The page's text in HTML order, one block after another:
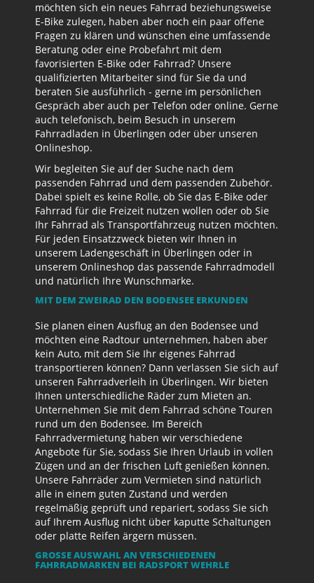
möchten sich ein neues Fahrrad beziehungsweise
E-Bike zulegen, haben aber noch ein paar offene
Fragen zu klären und wünschen eine umfassende
Beratung oder eine Probefahrt mit dem
favorisierten E-Bike oder Fahrrad? Unsere
qualifizierten Mitarbeiter sind für Sie da und
beraten Sie ausführlich - gerne im persönlichen
Gespräch aber auch per Telefon oder online. Gerne
auch telefonisch, beim Besuch in unserem
Fahrradladen in Überlingen oder über unseren
Onlineshop.
Wir begleiten Sie auf der Suche nach dem
passenden Fahrrad und dem passenden Zubehör.
Dabei spielt es keine Rolle, ob Sie das E-Bike oder
Fahrrad für die Freizeit nutzen wollen oder ob Sie
Ihr Fahrrad als Transportfahrzeug nutzen möchten.
Für jeden Einsatzzweck bieten wir Ihnen in
unserem Ladengeschäft in Überlingen oder in
unserem Onlineshop das passende Fahrradmodell
und natürlich Ihre Wunschmarke.
MIT DEM ZWEIRAD DEN BODENSEE ERKUNDEN
Sie planen einen Ausflug an den Bodensee und
möchten eine Radtour unternehmen, haben aber
kein Auto, mit dem Sie Ihr eigenes Fahrrad
transportieren können? Dann verlassen Sie sich auf
unseren Fahrradverleih in Überlingen. Wir bieten
Ihnen unterschiedliche Räder zum Mieten an.
Unternehmen Sie mit dem Fahrrad schöne Touren
rund um den Bodensee. Im Bereich
Fahrradvermietung haben wir verschiedene
Angebote für Sie, sodass Sie Ihren Urlaub in vollen
Zügen und an der frischen Luft genießen können.
Unsere Fahrräder zum Vermieten sind natürlich
alle in einem guten Zustand und werden
regelmäßig geprüft und repariert, sodass Sie sich
auf Ihrem Ausflug nicht über kaputte Schaltungen
oder platte Reifen ärgern müssen.
GROSSE AUSWAHL AN VERSCHIEDENEN F
AHRRADMARKEN BEI RADSPORT WEHRLE